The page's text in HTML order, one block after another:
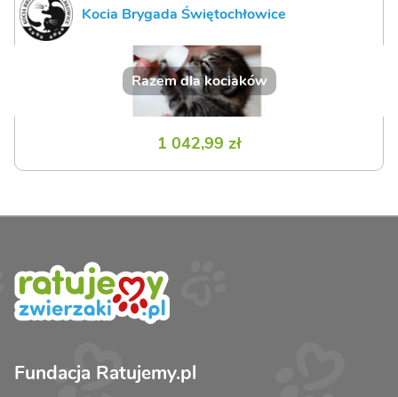
Kocia Brygada Świętochłowice
Razem dla kociaków
1 042,99 zł
Fundacja Ratujemy.pl